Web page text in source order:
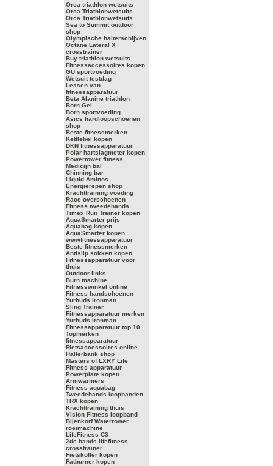
Orca triathlon wetsuits
Orca Triathlonwetsuits
Orca Triathlonwetsuits
Sea to Summit outdoor
shop
Olympische halterschijven
Octane Lateral X
crosstrainer
Buy triathlon wetsuits
Fitnessaccessoires kopen
GU sportvoeding
Wetsuit testdag
Leasen van
fitnessapparatuur
Beta Alanine triathlon
Born Gel
Born sportvoeding
Asics hardloopschoenen
shop
Beste fitnessmerken
Kettlebel kopen
DKN fitnessapparatuur
Polar hartslagmeter kopen
Powertower fitness
Medicijn bal
Chinning bar
Liquid Aminos
Energierepen shop
Krachttraining voeding
Race overschoenen
Fitness tweedehands
Timex Run Trainer kopen
AquaSmarter prijs
Aquabag kopen
AquaSmarter kopen
wwwfitnessapparatuur
Beste fitnessmerken
Antislip sokken kopen
Fitnessapparatuur voor
thuis
Outdoor links
Burn machine
Fitnesswinkel online
Fitness handschoenen
Yurbuds Ironman
Sling Trainer
Fitnessapparatuur merken
Yurbuds Ironman
Fitnessapparatuur top 10
Topmerken
fitnessapparatuur
Fietsaccessoires online
Halterbank shop
Masters of LXRY Life
Fitness apparatuur
Powerplate kopen
Armwarmers
Fitness aquabag
Tweedehands loopbanden
TRX kopen
Krachttraining thuis
Vision Fitness loopband
Bijenkorf Waterrower
roeimachine
LifeFitness C3
2de hands lifefitness
crosstrainer
Fietskoffer kopen
Fatburner kopen